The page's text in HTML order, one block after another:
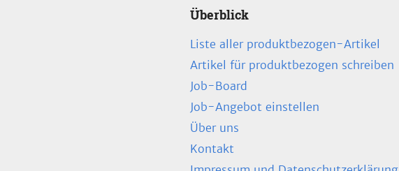
Überblick
Liste aller produktbezogen-Artikel
Artikel für produktbezogen schreiben
Job-Board
Job-Angebot einstellen
Über uns
Kontakt